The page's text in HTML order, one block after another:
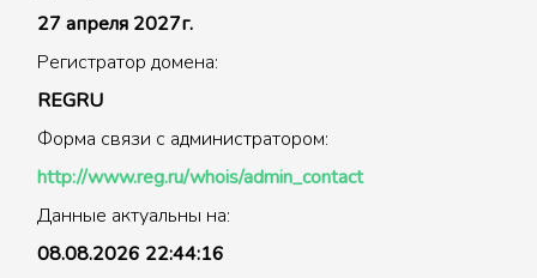
27 апреля 2027г.
Регистратор домена:
REGRU
Форма связи с администратором:
http://www.reg.ru/whois/admin_contact
Данные актуальны на:
08.08.2026 22:44:16